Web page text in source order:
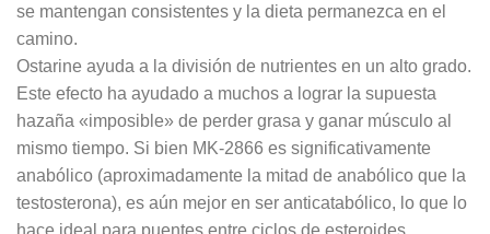
se mantengan consistentes y la dieta permanezca en el
camino.
Ostarine ayuda a la división de nutrientes en un alto grado.
Este efecto ha ayudado a muchos a lograr la supuesta
hazaña «imposible» de perder grasa y ganar músculo al
mismo tiempo. Si bien MK-2866 es significativamente
anabólico (aproximadamente la mitad de anabólico que la
testosterona), es aún mejor en ser anticatabólico, lo que lo